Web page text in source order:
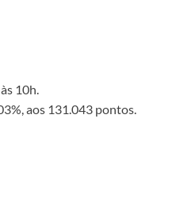
10h.
aos 131.043 pontos.